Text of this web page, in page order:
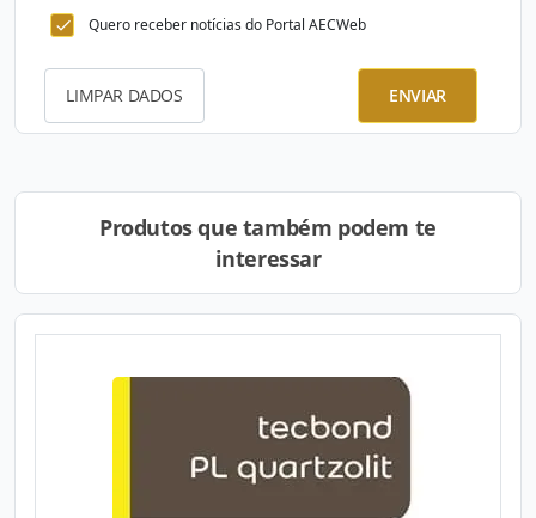
Quero receber notícias do Portal AECWeb
LIMPAR DADOS ENVIAR
Produtos que também podem te
interessar